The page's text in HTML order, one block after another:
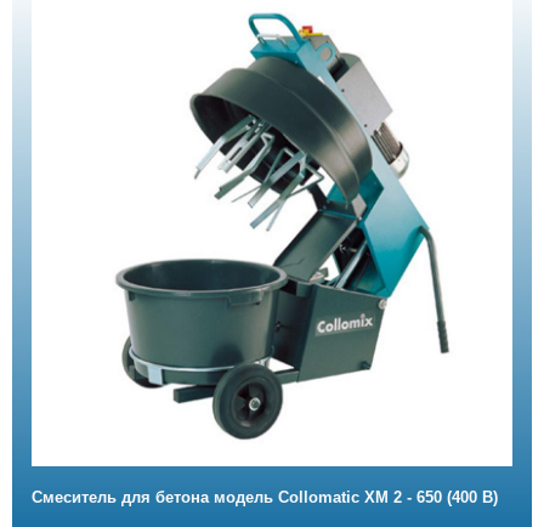
Смеситель для бетона модель Collomatic XM 2 - 650 (400 B)